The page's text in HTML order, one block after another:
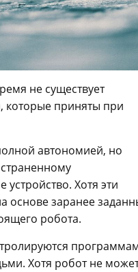
не существует
которые приняты при
автономией, но
Хотя эти
основе заранее
робота.
Хотя робот не